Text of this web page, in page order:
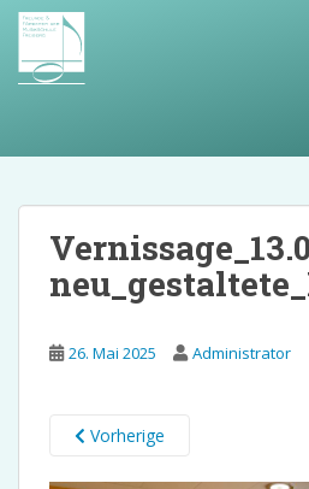
o
26. Mai 2025 Administrator
Vorherige